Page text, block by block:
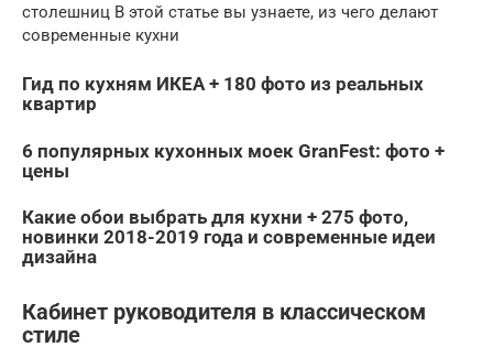
столешниц В этой статье вы узнаете, из чего делают
современные кухни
Гид по кухням ИКЕА + 180 фото из реальных
квартир
6 популярных кухонных моек GranFest: фото +
цены
Какие обои выбрать для кухни + 275 фото,
новинки 2018-2019 года и современные идеи
дизайна
Кабинет руководителя в классическом
стиле